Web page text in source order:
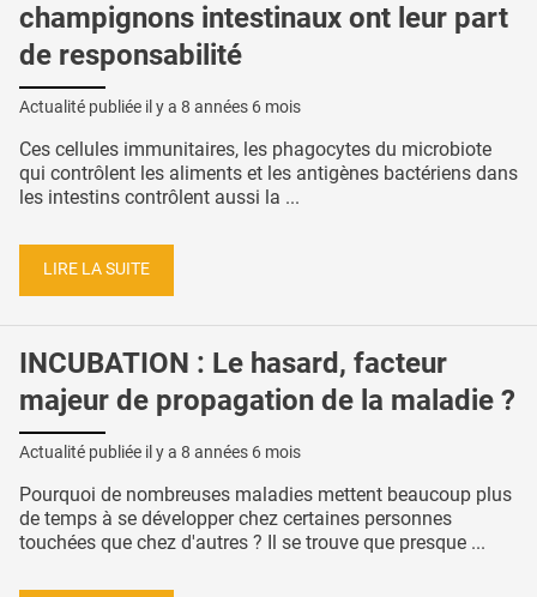
champignons intestinaux ont leur part
de responsabilité
Actualité publiée il y a 8 années 6 mois
Ces cellules immunitaires, les phagocytes du microbiote
qui contrôlent les aliments et les antigènes bactériens dans
les intestins contrôlent aussi la ...
LIRE LA SUITE
INCUBATION : Le hasard, facteur
majeur de propagation de la maladie ?
Actualité publiée il y a 8 années 6 mois
Pourquoi de nombreuses maladies mettent beaucoup plus
de temps à se développer chez certaines personnes
touchées que chez d'autres ? Il se trouve que presque ...